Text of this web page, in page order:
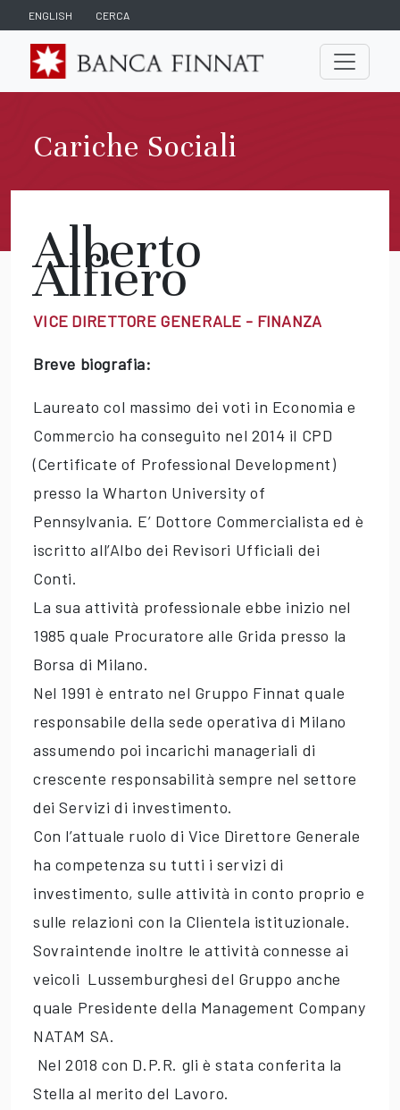
ENGLISH CERCA
Cariche Sociali
Alberto
Alfiero
VICE DIRETTORE GENERALE - FINANZA
Breve biografia:
Laureato col massimo dei voti in Economia e
Commercio ha conseguito nel 2014 il CPD
(Certificate of Professional Development)
presso la Wharton University of
Pennsylvania. E’ Dottore Commercialista ed è
iscritto all’Albo dei Revisori Ufficiali dei
Conti.
La sua attività professionale ebbe inizio nel
1985 quale Procuratore alle Grida presso la
Borsa di Milano.
Nel 1991 è entrato nel Gruppo Finnat quale
responsabile della sede operativa di Milano
assumendo poi incarichi manageriali di
crescente responsabilità sempre nel settore
dei Servizi di investimento.
Con l’attuale ruolo di Vice Direttore Generale
ha competenza su tutti i servizi di
investimento, sulle attività in conto proprio e
sulle relazioni con la Clientela istituzionale.
Sovraintende inoltre le attività connesse ai
veicoli Lussemburghesi del Gruppo anche
quale Presidente della Management Company
NATAM SA.
Nel 2018 con D.P.R. gli è stata conferita la
Stella al merito del Lavoro.